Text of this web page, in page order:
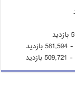
- 581,594 بازدید
- 509,721 بازدید